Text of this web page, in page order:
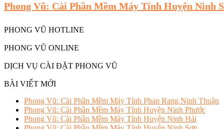
Phong Vũ: Cài Phần Mềm Máy Tính Huyện Ninh
PHONG VŨ HOTLINE
PHONG VŨ ONLINE
DỊCH VỤ CÀI ĐẶT PHONG VŨ
BÀI VIẾT MỚI
Phong Vũ: Cài Phần Mềm Máy Tính Phan Rang Ninh Thuận
Phong Vũ: Cài Phần Mềm Máy Tính Huyện Ninh Phước
Phong Vũ: Cài Phần Mềm Máy Tính Huyện Ninh Hải